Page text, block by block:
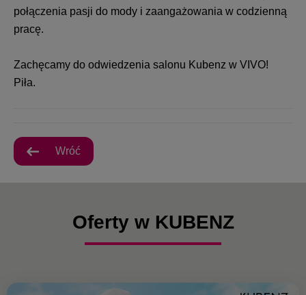
połączenia pasji do mody i zaangażowania w codzienną
pracę.
Zachęcamy do odwiedzenia salonu Kubenz w VIVO!
Piła.
Wróć
Oferty w KUBENZ